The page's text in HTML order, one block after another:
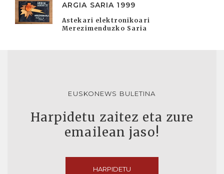
ARGIA SARIA 1999
Astekari elektronikoari
Merezimenduzko Saria
EUSKONEWS BULETINA
Harpidetu zaitez eta zure
emailean jaso!
HARPIDETU